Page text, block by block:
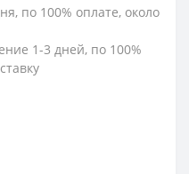
по 100% оплате, около
1-3 дней, по 100%